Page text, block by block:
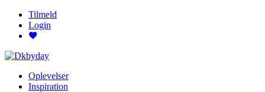
Tilmeld
Login
Oplevelser
Inspiration